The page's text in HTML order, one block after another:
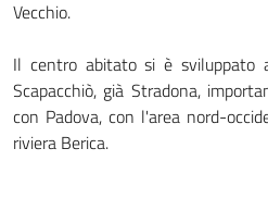
Vecchio.
Il centro abitato si è sviluppato
Scapacchiò, già Stradona,
con Padova, con l'area nord-
riviera Berica.